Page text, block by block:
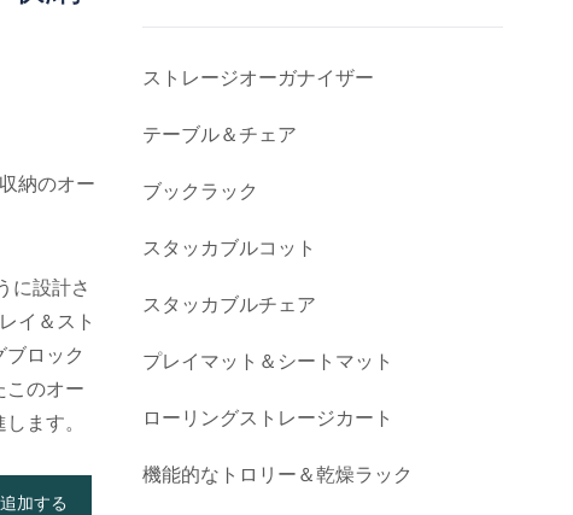
納のオー
に設計さ
イ＆スト
ロック
このオー
ます。
加する
ストレージオーガナイザー
テーブル＆チェア
ブックラック
スタッカブルコット
スタッカブルチェア
プレイマット＆シートマット
ローリングストレージカート
機能的なトロリー＆乾燥ラック